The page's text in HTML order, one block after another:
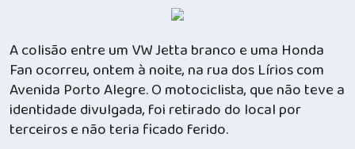
A colisão entre um VW Jetta branco e uma Honda
Fan ocorreu, ontem à noite, na rua dos Lírios com
Avenida Porto Alegre. O motociclista, que não teve a
identidade divulgada, foi retirado do local por
terceiros e não teria ficado ferido.